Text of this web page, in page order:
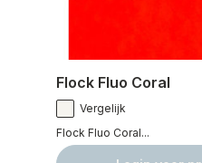
Flock Fluo Coral
Vergelijk
Flock Fluo Coral...